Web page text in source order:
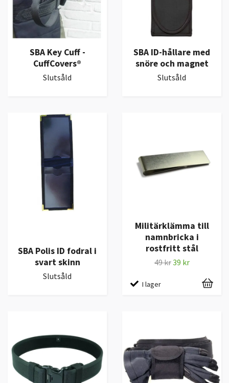
SBA Key Cuff -
CuffCovers®
Slutsåld
SBA ID-hållare med
snöre och magnet
Slutsåld
SBA Polis ID fodral i
svart skinn
Slutsåld
Militärklämma till
namnbricka i
rostfritt stål
49 kr39 kr
I lager